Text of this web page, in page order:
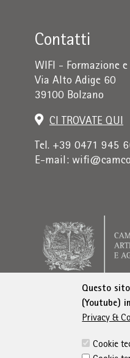
Contatti
WIFI - Formazione
Via Alto Adige 60
39100 Bolzano
CI TROVATE QUI
Tel. +39 0471 945
E-mail:
Indirizzo di
Questo
(Youtube)
Privacy &
Cookie